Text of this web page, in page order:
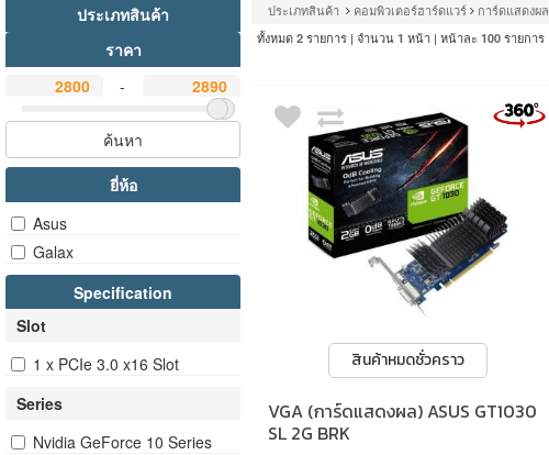
ประเภทสินค้า
ราคา
-
ค้นหา
ยี่ห้อ
Asus
Galax
Specification
Slot
1 x PCIe 3.0 x16 Slot
Series
Nvidia GeForce 10 Series
ประเภทสินค้า คอมพิวเตอร์ฮาร์ดแวร์ การ์ดแสดงผล
ทั้งหมด 2 รายการ | จำนวน 1 หน้า | หน้าละ 100 รายการ
สินค้าหมดชั่วคราว
VGA (การ์ดแสดงผล) ASUS GT1030
SL 2G BRK